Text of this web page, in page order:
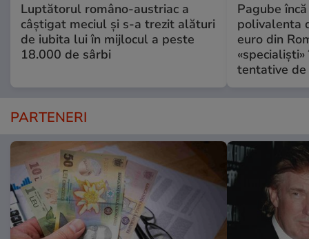
Luptătorul româno-austriac a
câștigat meciul și s-a trezit alături
de iubita lui în mijlocul a peste
18.000 de sârbi
Pagube
polivalenta
euro din
tentative de
PARTENERI